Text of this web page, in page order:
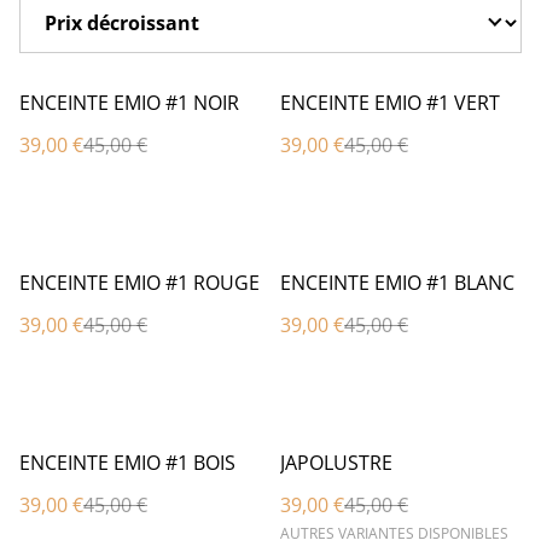
%
ENCEINTE EMIO #1 NOIR
39,00 €45,00 €
%
ENCEINTE EMIO #1 VERT
39,00 €45,00 €
%
ENCEINTE EMIO #1 ROUGE
39,00 €45,00 €
%
ENCEINTE EMIO #1 BLANC
39,00 €45,00 €
%
ENCEINTE EMIO #1 BOIS
39,00 €45,00 €
%
JAPOLUSTRE
39,00 €45,00 €
AUTRES VARIANTES DISPONIBLES